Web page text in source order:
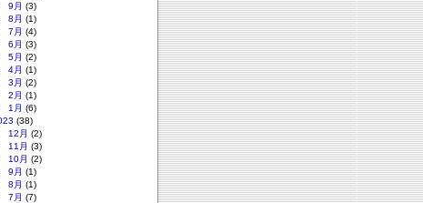
9月 (3)
8月 (1)
7月 (4)
6月 (3)
5月 (2)
4月 (1)
3月 (2)
2月 (1)
1月 (6)
(38)
12月 (2)
11月 (3)
10月 (2)
9月 (1)
8月 (1)
7月 (7)